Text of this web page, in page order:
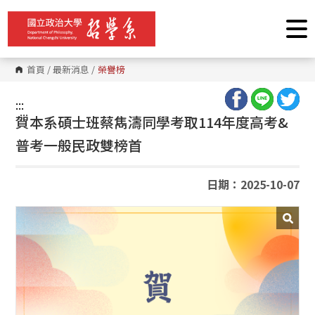
跳
要
內
容
區 首頁 /最新消息 / 榮譽榜
:::
:::
賀本系碩士班蔡雋濤同學考取114年度高考&
普考一般民政雙榜首
日期：2025-10-07